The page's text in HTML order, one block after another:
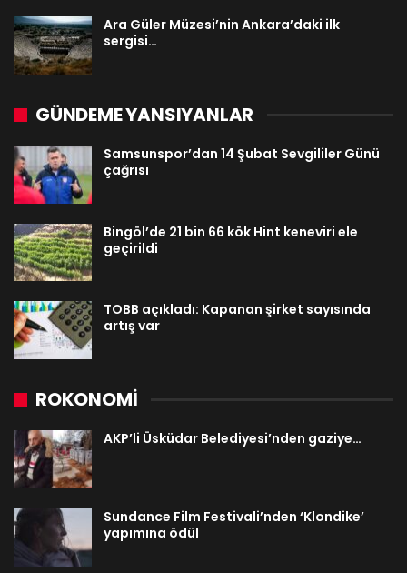
Ara Güler Müzesi’nin Ankara’daki ilk
sergisi…
GÜNDEME YANSIYANLAR
Samsunspor’dan 14 Şubat Sevgililer Günü
çağrısı
Bingöl’de 21 bin 66 kök Hint keneviri ele
geçirildi
TOBB açıkladı: Kapanan şirket sayısında
artış var
ROKONOMİ
AKP’li Üsküdar Belediyesi’nden gaziye…
Sundance Film Festivali’nden ‘Klondike’
yapımına ödül